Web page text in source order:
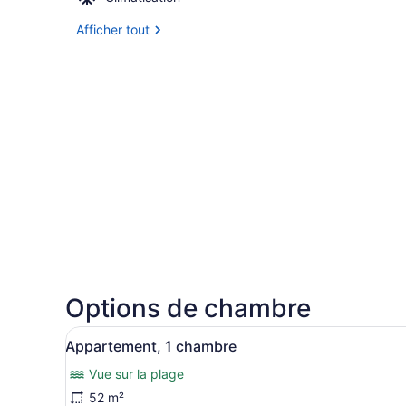
Afficher tout
Options de chambre
Afficher
toutes
les
photos
Un coin repas avec une
7
Appartement, 1 chambre
Vue sur la plage
52 m²